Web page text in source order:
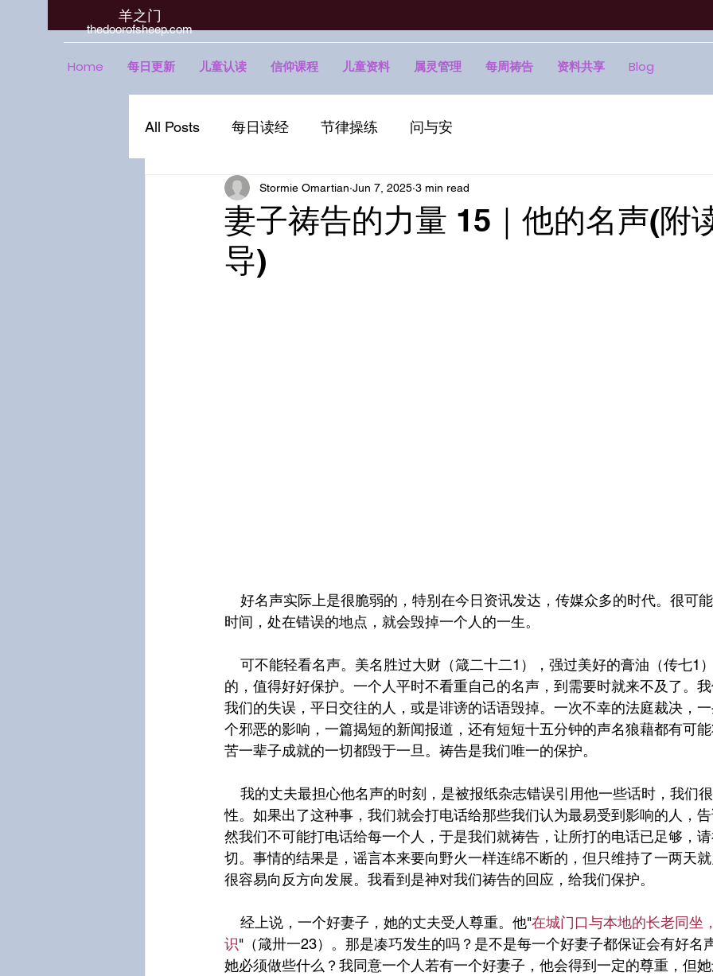
羊之门
​thedoorofsheep.com
Home 每日更新 儿童认读 信仰课程 儿童资料 属灵管理 每周祷告 资料共享 Blog
All Posts 每日读经 节律操练 问与安
妻子祷告的力量 15｜他的名声(附
导)
Stormie Omartian Jun 7, 2025 3 min read
时间，处在错误的地点，就会毁掉一个人的一生。
的，值得好好保护。一个人平时不看重自己的名声，到需要时就来不及了。
我们的失误，平日交往的人，或是诽谤的话语毁掉。一次不幸的法庭裁决，
个邪恶的影响，一篇揭短的新闻报道，还有短短十五分钟的声名狼藉都有可
苦一辈子成就的一切都毁于一旦。祷告是我们唯一的保护。
性。如果出了这种事，我们就会打电话给那些我们认为最易受到影响的人，
然我们不可能打电话给每一个人，于是我们就祷告，让所打的电话已足够，
切。事情的结果是，谣言本来要向野火一样连绵不断的，但只维持了一两天
很容易向反方向发展。我看到是神对我们祷告的回应，给我们保护。
    经上说，一个好妻子，她的丈夫受人尊重。他"
在城门口与本地的长老同坐
识"（箴卅一23）。那是凑巧发生的吗？是不是每一个好妻子都保证会有好名
她必须做些什么？我同意一个人若有一个好妻子，他会得到一定的尊重，但